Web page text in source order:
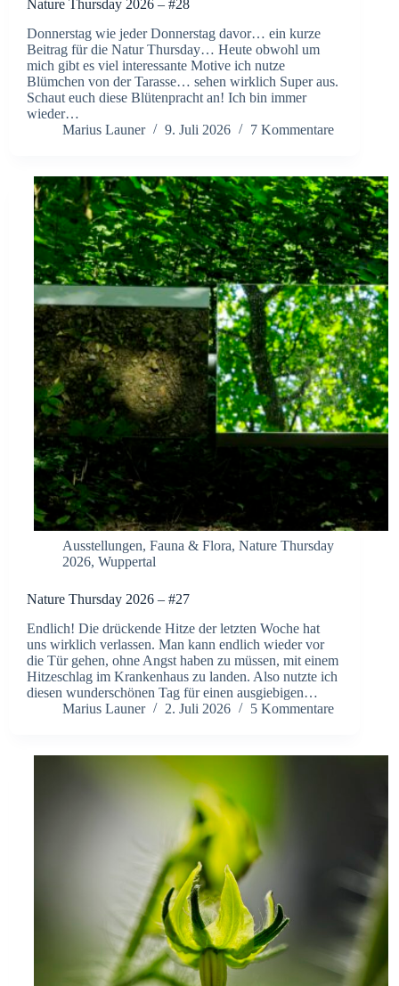
Nature Thursday 2026 – #28
Donnerstag wie jeder Donnerstag davor… ein kurze
Beitrag für die Natur Thursday… Heute obwohl um
mich gibt es viel interessante Motive ich nutze
Blümchen von der Tarasse… sehen wirklich Super aus.
Schaut euch diese Blütenpracht an! Ich bin immer
wieder…
Marius Launer
9. Juli 2026 7 Kommentare
Ausstellungen, Fauna & Flora, Nature Thursday
2026, Wuppertal
Nature Thursday 2026 – #27
Endlich! Die drückende Hitze der letzten Woche hat
uns wirklich verlassen. Man kann endlich wieder vor
die Tür gehen, ohne Angst haben zu müssen, mit einem
Hitzeschlag im Krankenhaus zu landen. Also nutzte ich
diesen wunderschönen Tag für einen ausgiebigen…
Marius Launer
2. Juli 2026 5 Kommentare